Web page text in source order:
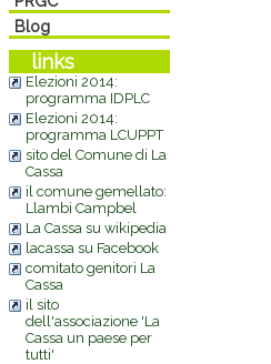
Blog
links
Elezioni 2014:
programma IDPLC
Elezioni 2014:
programma LCUPPT
sito del Comune di La
Cassa
il comune gemellato:
Llambi Campbel
La Cassa su wikipedia
lacassa su Facebook
comitato genitori La
Cassa
il sito
dell'associazione 'La
Cassa un paese per
tutti'